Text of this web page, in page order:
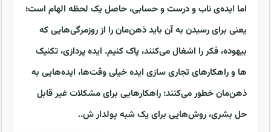
اما ایده‌ی ناب و درست و حسابی، حاصل یک لحظه الهام است؛
یعنی برای رسیدن به آن باید ذهن‌مان را از روزمرگی‌هایی که
بیهوده، فکر را اشغال می‌کنند، پاک کنیم. ایده پردازی، تکنیک
ها و راهکارهای تجاری سازی ایده خیلی وقت‌ها، ایده‌هایی به
ذهن‌مان خطور می‌کنند: راهکارهایی برای مشکلات غیر قابل
حل بشری، روش‌هایی برای یک شبه پولدار ش..